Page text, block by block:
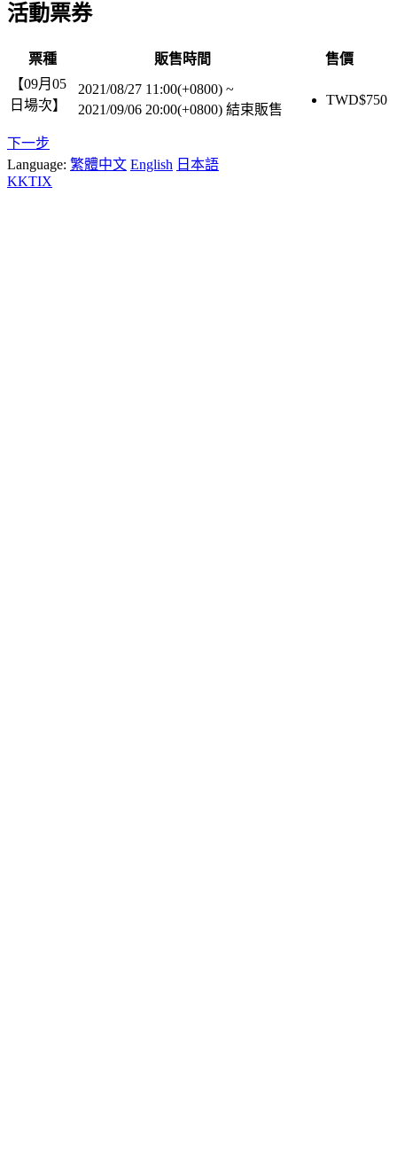
活動票券
票種 販售時間
售價
【09月05
日場次】
2021/08/27 11:00(+0800) ~
2021/09/06 20:00(+0800) 結束販售
TWD$750
下一步
Language: 繁體中文 English 日本語
KKTIX